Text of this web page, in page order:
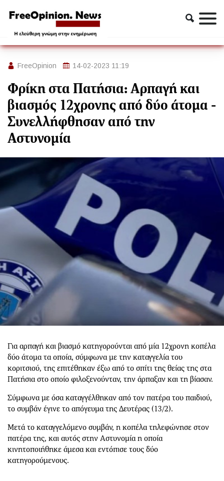
Ασφάλεια
Αστυνομία
Φρίκη στα Πατήσια: Αρπαγή και βιασμός 12χρονης από δύο
άτομα - Συνελλήφθησαν από την Αστυνομία
FreeOpinion 14-02-2023 11:19
Φρίκη στα Πατήσια: Αρπαγή και
βιασμός 12χρονης από δύο άτομα -
Συνελλήφθησαν από την
Αστυνομία
Για αρπαγή και βιασμό κατηγορούνται από μία 12χρονη κοπέλα
δύο άτομα τα οποία, σύμφωνα με την καταγγελία του
κοριτσιού, της επιτέθηκαν έξω από το σπίτι της θείας της στα
Πατήσια στο οποίο φιλοξενούνταν, την άρπαξαν και τη βίασαν.
Σύμφωνα με όσα καταγγέλθηκαν από τον πατέρα του παιδιού,
το συμβάν έγινε το απόγευμα της Δευτέρας (13/2).
Μετά το καταγγελόμενο συμβάν, η κοπέλα τηλεφώνησε στον
πατέρα της, και αυτός στην Αστυνομία η οποία
κινητοποιήθηκε άμεσα και εντόπισε τους δύο
κατηγορούμενους.